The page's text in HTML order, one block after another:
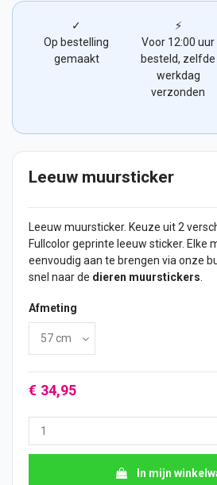
✓
Op bestelling
gemaakt
⚡
Voor 12:00 uur
besteld, zelfde
werkdag
verzonden
Leeuw muursticker
Leeuw muursticker. Keuze uit 2
Fullcolor geprinte leeuw sticker. Elke
eenvoudig aan te brengen via onze
snel naar de dieren muurstickers
Afmeting
€ 34,95
In mijn